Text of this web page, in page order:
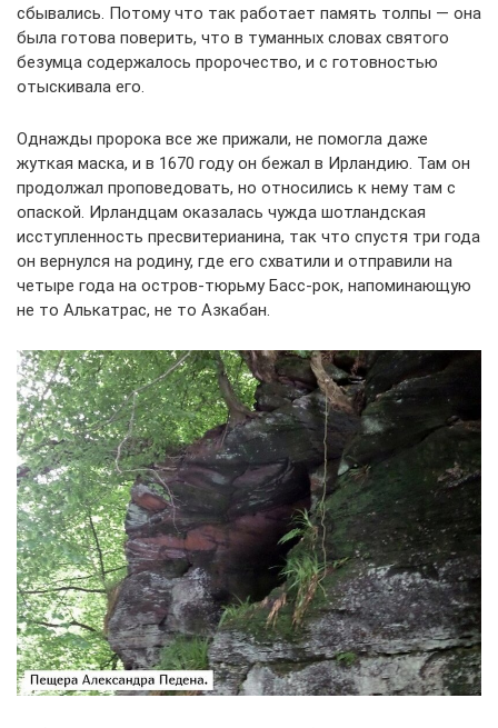
сбывались. Потому что так работает память толпы — она
была готова поверить, что в туманных словах святого
безумца содержалось пророчество, и с готовностью
отыскивала его.
Однажды пророка все же прижали, не помогла даже
жуткая маска, и в 1670 году он бежал в Ирландию. Там он
продолжал проповедовать, но относились к нему там с
опаской. Ирландцам оказалась чужда шотландская
исступленность пресвитерианина, так что спустя три года
он вернулся на родину, где его схватили и отправили на
четыре года на остров-тюрьму Басс-рок, напоминающую
не то Алькатрас, не то Азкабан.